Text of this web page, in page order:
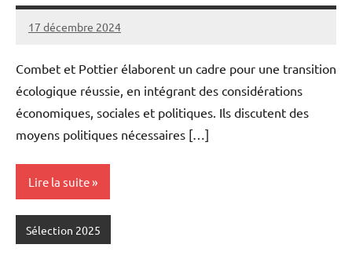
17 décembre 2024
Fabien
6
Combet et Pottier élaborent un cadre pour une transition
écologique réussie, en intégrant des considérations
économiques, sociales et politiques. Ils discutent des
moyens politiques nécessaires […]
Lire la suite
Sélection 2025